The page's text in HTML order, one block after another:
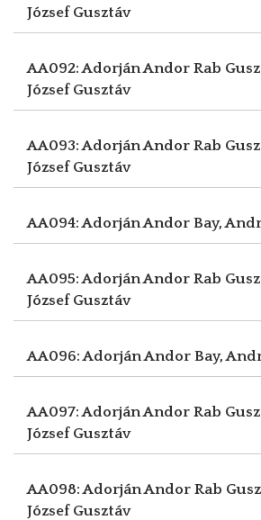
József Gusztáv
AA092: Adorján Andor Rab
József Gusztáv
AA093: Adorján Andor Rab
József Gusztáv
AA094: Adorján Andor Bay,
AA095: Adorján Andor Rab
József Gusztáv
AA096: Adorján Andor Bay,
AA097: Adorján Andor Rab
József Gusztáv
AA098: Adorján Andor Rab
József Gusztáv